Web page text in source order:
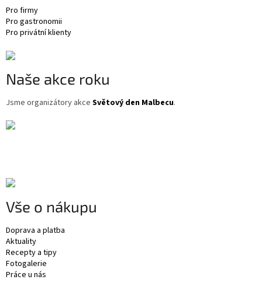
Pro firmy
Pro gastronomii
Pro privátní klienty
Naše akce roku
Jsme organizátory akce Světový den Malbecu.
Vše o nákupu
Doprava a platba
Aktuality
Recepty a tipy
Fotogalerie
Práce u nás